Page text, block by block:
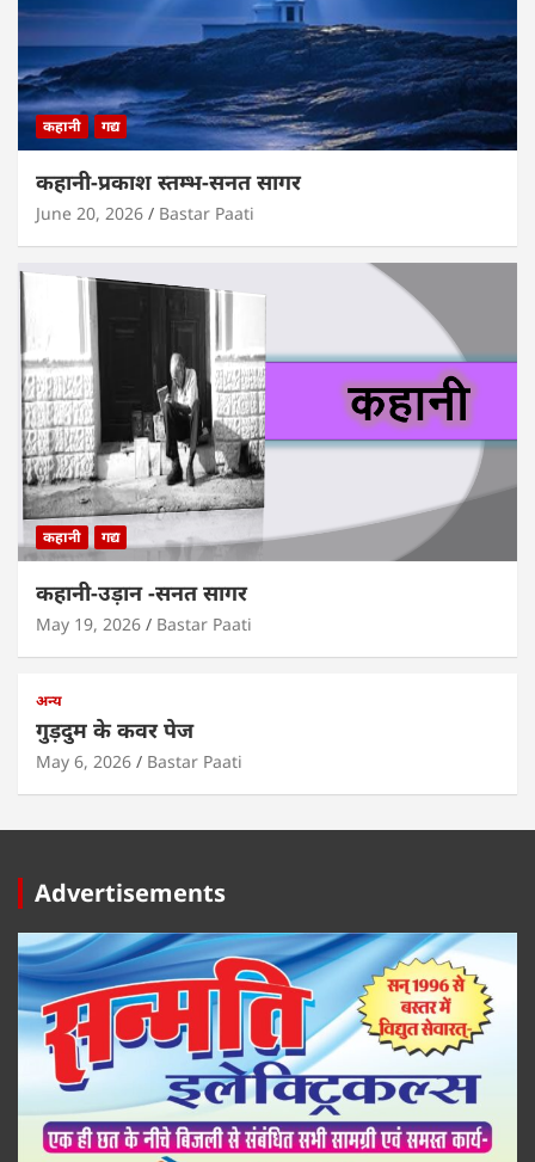
कहानी गद्य
कहानी-प्रकाश स्तम्भ-सनत सागर
June 20, 2026 Bastar Paati
कहानी गद्य
कहानी-उड़ान -सनत सागर
May 19, 2026 Bastar Paati
अन्य
गुड़दुम के कवर पेज
May 6, 2026 Bastar Paati
Advertisements